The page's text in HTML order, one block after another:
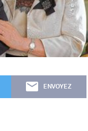
ENVOYEZ